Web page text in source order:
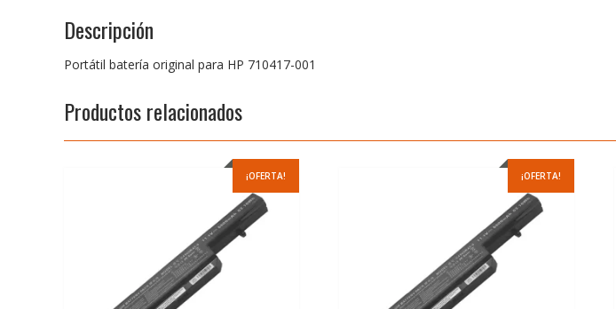
Descripción
Portátil batería original para HP 710417-001
Productos relacionados
¡OFERTA! ¡OFERTA!